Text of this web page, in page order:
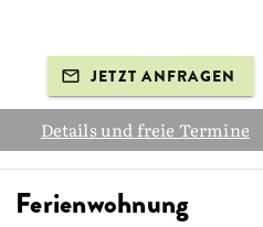
JETZT ANFRAGEN
Details und freie Termine
Ferienwohnung